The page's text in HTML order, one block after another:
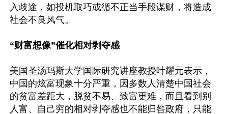
入歧途，如投机取巧或循不正当手段谋财，将造成
社会不良风气。
“财富想像”催化相对剥夺感
美国圣汤玛斯大学国际研究讲座教授叶耀元表示，
中国的炫富现象十分严重，因多数人清楚中国社会
的贫富差距大，脱贫不易、致富更难，而且看到别
人富、自己穷的相对剥夺感也不能归咎政府，只能